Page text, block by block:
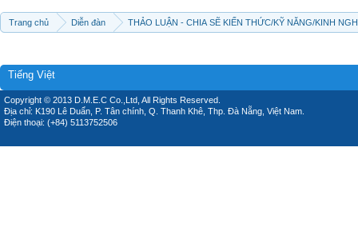
Trang chủ Diễn đàn THẢO LUẬN - CHIA SẼ KIẾN THỨC/KỸ NĂNG/KINH
Tiếng Việt
Copyright © 2013 D.M.E.C Co.,Ltd, All Rights Reserved.
Địa chỉ: K190 Lê Duẩn, P. Tân chính, Q. Thanh Khê, Thp. Đà Nẵng, Việt Nam.
Điện thoại: (+84) 5113752506